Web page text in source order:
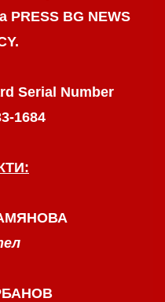
PRESS BG NEWS
Serial Number
1684